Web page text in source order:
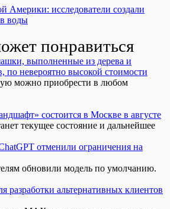
исследователи создали
воды
понравиться
выполненные из дерева и
по невероятно высокой стоимости
можно приобрести в любом
состоится в Москве в августе
текущее состояние и дальнейшее
отменили ограничения на
обновили модель по умолчанию.
разработки альтернативных клиентов